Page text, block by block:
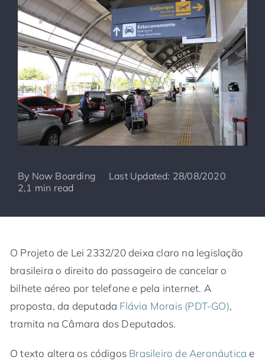
By Now Boarding
Last Updated: 28/08/2020
2,1 min read
O Projeto de Lei 2332/20 deixa claro na legislação
brasileira o direito do passageiro de cancelar o
bilhete aéreo por telefone e pela internet. A
proposta, da deputada Flávia Morais (PDT-GO),
tramita na Câmara dos Deputados.
O texto altera os códigos Brasileiro de Aeronáutica e